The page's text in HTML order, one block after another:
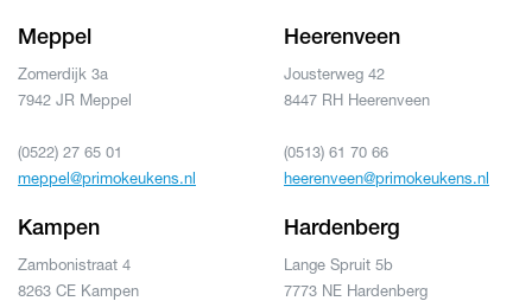
Meppel
Zomerdijk 3a
7942 JR Meppel
(0522) 27 65 01
meppel@primokeukens.nl
Heerenveen
Jousterweg 42
8447 RH Heerenveen
(0513) 61 70 66
heerenveen@primokeukens.nl
Kampen
Zambonistraat 4
8263 CE Kampen
Hardenberg
Lange Spruit 5b
7773 NE Hardenberg